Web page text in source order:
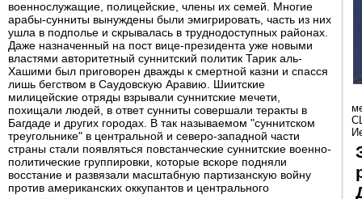
военнослужащие, полицейские, члены их семей. Многие
арабы-сунниты вынуждены были эмигрировать, часть из них
ушла в подполье и скрывалась в труднодоступных районах.
Даже назначенный на пост вице-президента уже новыми
властями авторитетный суннитский политик Тарик аль-
Хашими был приговорен дважды к смертной казни и спасся
лишь бегством в Саудовскую Аравию. Шиитские
милицейские отряды взрывали суннитские мечети,
похищали людей, в ответ сунниты совершали теракты в
Багдаде и других городах. В так называемом "суннитском
треугольнике" в центральной и северо-западной части
страны стали появляться повстанческие суннитские военно-
политические группировки, которые вскоре подняли
восстание и развязали масштабную партизанскую войну
против американских оккупантов и центрального